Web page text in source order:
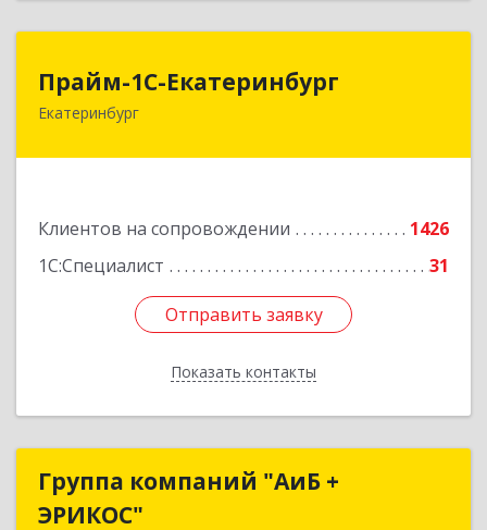
Прайм-1С-Екатеринбург
Екатеринбург
Клиентов на сопровождении
1426
1С:Специалист
31
Отправить заявку
Показать контакты
Прайм-1С-Екатеринбург
620142, Свердловская обл, Екатеринбург г, 8
Отправить заявку
Назад
Группа компаний "АиБ +
ЭРИКОС"
Группа компаний "АиБ +